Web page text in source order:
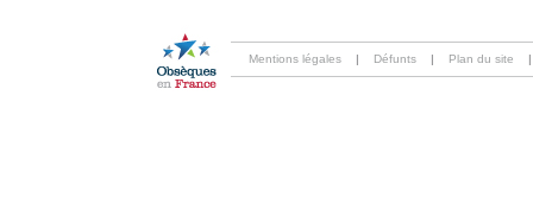
Mentions légales | Défunts | Plan du site |